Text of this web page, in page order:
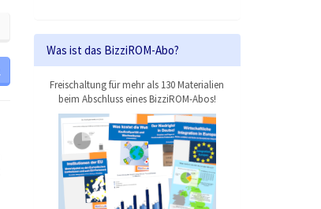
Was ist das BizziROM-Abo?
Freischaltung für mehr als 130 Materialien
beim Abschluss eines BizziROM-Abos!